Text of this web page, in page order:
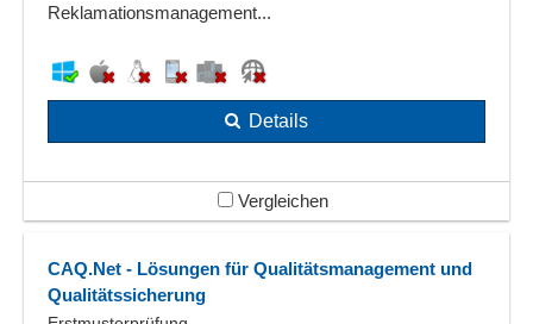
Reklamationsmanagement...
Details
Vergleichen
CAQ.Net - Lösungen für Qualitätsmanagement und
Qualitätssicherung